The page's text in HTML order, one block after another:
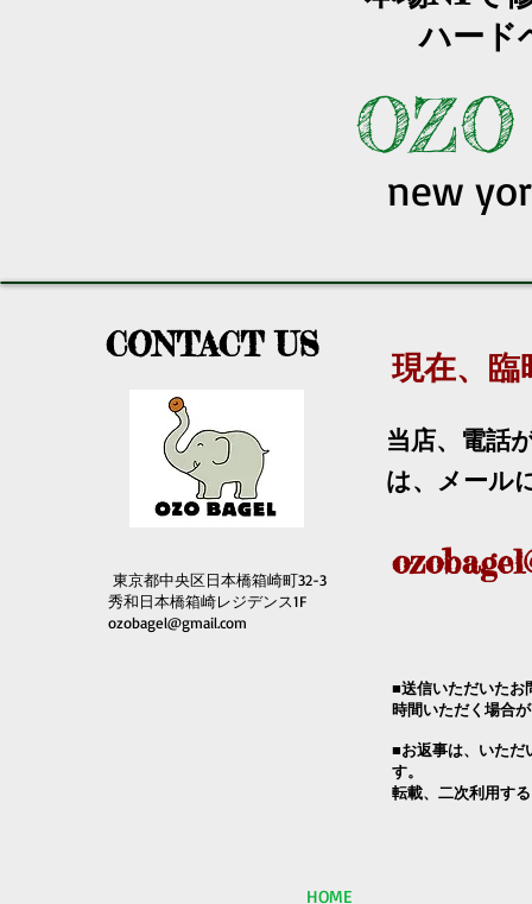
new
ハード
CONTACT US
東京都中央区日本橋箱崎町32-3
秀和日本橋箱崎レジデンス1F
ozobagel@gmail.com
現在、臨
当店、電話
は、メール
■送信いただいたお
時間いただく場合
■お返事は、いただ
す。
転載、二次利用す
HOME